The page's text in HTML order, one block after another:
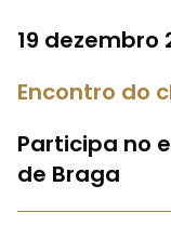
19 dezembro
Encontro do
Participa no
de Braga